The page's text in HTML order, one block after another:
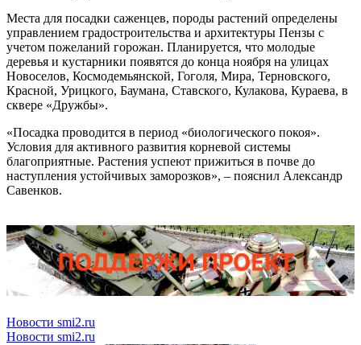
Места для посадки саженцев, породы растений определены
управлением градостроительства и архитектуры Пензы с
учетом пожеланий горожан. Планируется, что молодые
деревья и кустарники появятся до конца ноября на улицах
Новоселов, Космодемьянской, Гоголя, Мира, Терновского,
Красной, Урицкого, Баумана, Ставского, Кулакова, Кураева, в
сквере «Дружбы».
«Посадка проводится в период «биологического покоя».
Условия для активного развития корневой системы
благоприятные. Растения успеют прижиться в почве до
наступления устойчивых заморозков», – пояснил Александр
Савенков.
Новости smi2.ru
Новости smi2.ru